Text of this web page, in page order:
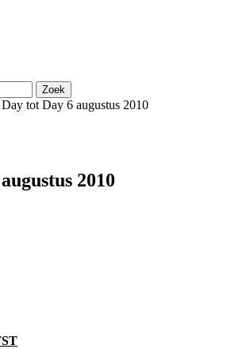
Day tot Day 6 augustus 2010
2010